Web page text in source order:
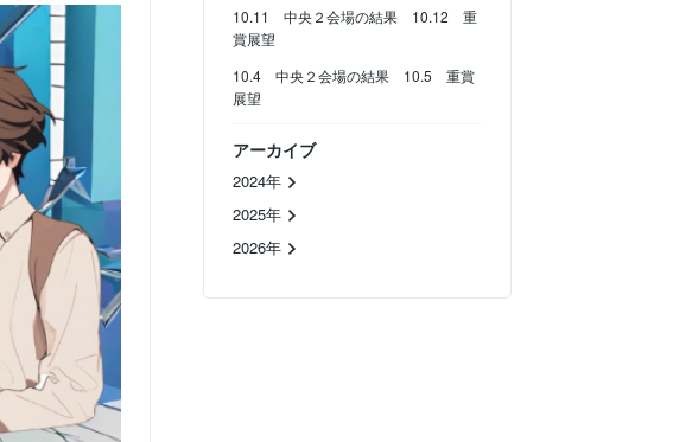
10.11 中央２会場の結果 10.12 重
賞展望
10.4 中央２会場の結果 10.5 重賞
展望
アーカイブ
2024年
2025年
2026年